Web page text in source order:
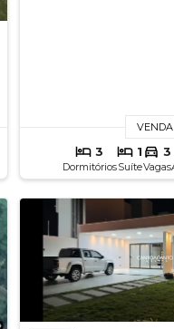
VENDA
3
Dormitórios
1
Suíte
3
Vagas